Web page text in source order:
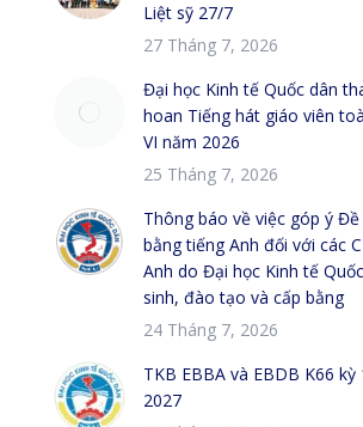
Liệt sỹ 27/7
27 Tháng 7, 2026
Đại học Kinh tế Quốc dân
hoan Tiếng hát giáo viên
VI năm 2026
25 Tháng 7, 2026
Thông báo về việc góp ý
bằng tiếng Anh đối với các
Anh do Đại học Kinh tế
sinh, đào tạo và cấp bằng
24 Tháng 7, 2026
TKB EBBA và EBDB K66
2027